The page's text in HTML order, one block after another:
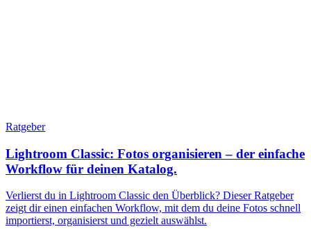
Ratgeber
Lightroom Classic: Fotos organisieren – der einfache
Workflow für deinen Katalog.
Verlierst du in Lightroom Classic den Überblick? Dieser Ratgeber
zeigt dir einen einfachen Workflow, mit dem du deine Fotos schnell
importierst, organisierst und gezielt auswählst.